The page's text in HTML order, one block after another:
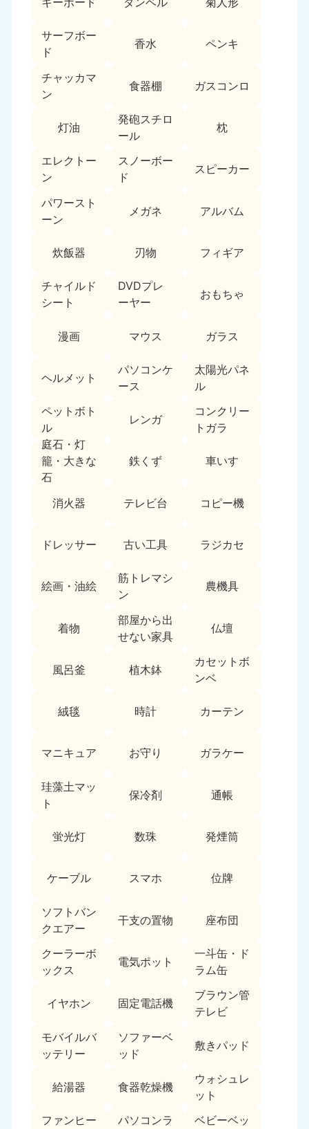
サーフボー
ド
香水 ペンキ
チャッカマ
ン
食器棚 ガスコンロ
灯油
発砲スチロ
ール
枕
エレクトー
ン
スノーボー
ド
スピーカー
パワースト
ーン
メガネ アルバム
炊飯器 刃物 フィギア
チャイルド
シート
DVDプレ
ーヤー
おもちゃ
漫画 マウス ガラス
ヘルメット
パソコンケ
ース
太陽光パネ
ル
ペットボト
ル
レンガ
コンクリー
トガラ
庭石・灯
籠・大きな
石
鉄くず 車いす
消火器 テレビ台 コピー機
ドレッサー 古い工具 ラジカセ
絵画・油絵
筋トレマシ
ン
農機具
着物
部屋から出
せない家具
仏壇
風呂釜 植木鉢
カセットボ
ンベ
絨毯 時計 カーテン
マニキュア お守り ガラケー
珪藻土マッ
ト
保冷剤 通帳
蛍光灯 数珠 発煙筒
ケーブル スマホ 位牌
ソフトバン
クエアー
干支の置物 座布団
クーラーボ
ックス
電気ポット
一斗缶・ド
ラム缶
イヤホン 固定電話機
ブラウン管
テレビ
モバイルバ
ッテリー
ソファーベ
ッド
敷きパッド
給湯器 食器乾燥機
ウォシュレ
ット
ファンヒー
パソコンラ
ベビーベッ
9:00〜19:00 年中無休
大阪府
9:00〜19:00 年中無休
兵庫県
9:00〜19:00 年中無休
奈良県
050-1881-5249
9:00〜19:00 年中無休
050-1881-5254
滋賀県
9:00〜19:00 年中無休
京都府
9:00〜19:00 年中無休
050-1881-5248
中国
岡山県
050-1881-5146
9:00〜19:00 年中無休
050-1880-9900
9:00〜19:00 年中無休
広島県
050-1881-5144
9:00〜19:00 年中無休
鳥取県
050-1881-5145
9:00〜19:00 年中無休
四国
050-1880-9899
9:00〜19:00 年中無休
050-1880-9898
9:00〜19:00 年中無休
愛媛県
9:00〜19:00 年中無休
高知県
050-1880-9897
福岡県
9:00〜19:00 年中無休
佐賀県
9:00〜19:00 年中無休
050-1880-9891 050-1880-9889
大分県
9:00〜19:00 年中無休
宮崎県
050-1880-9892
9:00〜19:00 年中無休
050-1880-9887
9:00〜19:00 年中無休